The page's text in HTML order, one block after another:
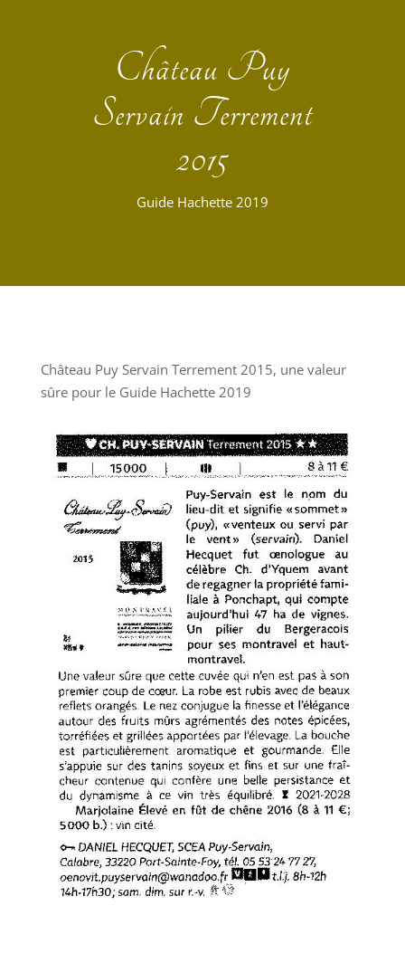
Château Puy
Servain Terrement
2015
Guide Hachette 2019
Château Puy Servain Terrement 2015, une valeur
sûre pour le Guide Hachette 2019